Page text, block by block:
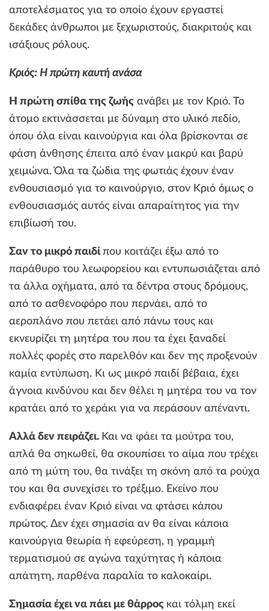
αποτελέσματος για το οποίο έχουν εργαστεί
δεκάδες άνθρωποι με ξεχωριστούς, διακριτούς και
ισάξιους ρόλους.
Κριός: Η πρώτη καυτή ανάσα
Η πρώτη σπίθα της ζωής ανάβει με τον Κριό. Το
άτομο εκτινάσσεται με δύναμη στο υλικό πεδίο,
όπου όλα είναι καινούργια και όλα βρίσκονται σε
φάση άνθησης έπειτα από έναν μακρύ και βαρύ
χειμώνα. Όλα τα ζώδια της φωτιάς έχουν έναν
ενθουσιασμό για το καινούργιο, στον Κριό όμως ο
ενθουσιασμός αυτός είναι απαραίτητος για την
επιβίωσή του.
Σαν το μικρό παιδίπου κοιτάζει έξω από το
παράθυρο του λεωφορείου και εντυπωσιάζεται από
τα άλλα οχήματα, από τα δέντρα στους δρόμους,
από το ασθενοφόρο που περνάει, από το
αεροπλάνο που πετάει από πάνω τους και
εκνευρίζει τη μητέρα του που τα έχει ξαναδεί
πολλές φορές στο παρελθόν και δεν της προξενούν
καμία εντύπωση. Κι ως μικρό παιδί βέβαια, έχει
άγνοια κινδύνου και δεν θέλει η μητέρα του να τον
κρατάει από το χεράκι για να περάσουν απέναντι.
Αλλά δεν πειράζει. Και να φάει τα μούτρα του,
απλά θα σηκωθεί, θα σκουπίσει το αίμα που τρέχει
από τη μύτη του, θα τινάξει τη σκόνη από τα ρούχα
του και θα συνεχίσει το τρέξιμο. Εκείνο που
ενδιαφέρει έναν Κριό είναι να φτάσει κάπου
πρώτος. Δεν έχει σημασία αν θα είναι κάποια
καινούργια θεωρία ή εφεύρεση, η γραμμή
τερματισμού σε αγώνα ταχύτητας ή κάποια
απάτητη, παρθένα παραλία το καλοκαίρι.
Σημασία έχει να πάει με θάρρος και τόλμη εκεί